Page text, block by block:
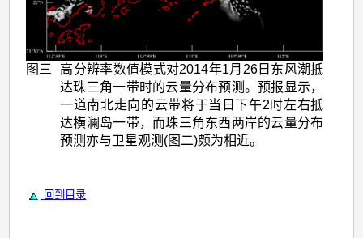
图三
高分辨率数值模式对2014年1月26日东风潮抵
达珠三角一带时的云量分布预测。预报显示，
一道南北走向的云带将于当日下午2时左右抵
达横澜岛一带，而珠三角东西两岸的云量分布
预测亦与卫星观测(图二)颇为相近。
回到目录